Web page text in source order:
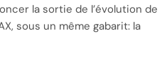
la sortie de l’évolution de
sous un même gabarit: la